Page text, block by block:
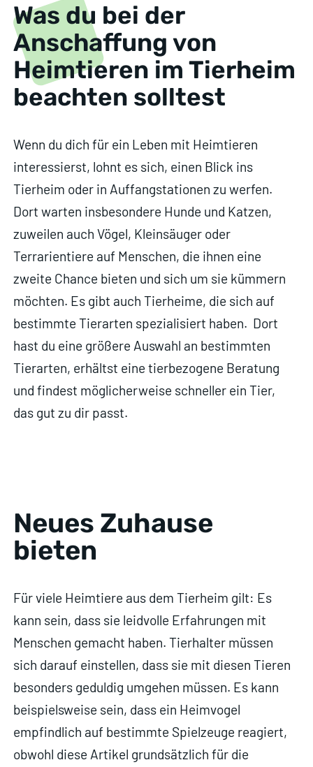
Was du bei der
Anschaffung von
Heimtieren im Tierheim
beachten solltest
Wenn du dich für ein Leben mit Heimtieren
interessierst, lohnt es sich, einen Blick ins
Tierheim oder in Auffangstationen zu werfen.
Dort warten insbesondere Hunde und Katzen,
zuweilen auch Vögel, Kleinsäuger oder
Terrarientiere auf Menschen, die ihnen eine
zweite Chance bieten und sich um sie kümmern
möchten. Es gibt auch Tierheime, die sich auf
bestimmte Tierarten spezialisiert haben. Dort
hast du eine größere Auswahl an bestimmten
Tierarten, erhältst eine tierbezogene Beratung
und findest möglicherweise schneller ein Tier,
das gut zu dir passt.
Neues Zuhause
bieten
Für viele Heimtiere aus dem Tierheim gilt: Es
kann sein, dass sie leidvolle Erfahrungen mit
Menschen gemacht haben. Tierhalter müssen
sich darauf einstellen, dass sie mit diesen Tieren
besonders geduldig umgehen müssen. Es kann
beispielsweise sein, dass ein Heimvogel
empfindlich auf bestimmte Spielzeuge reagiert,
obwohl diese Artikel grundsätzlich für die